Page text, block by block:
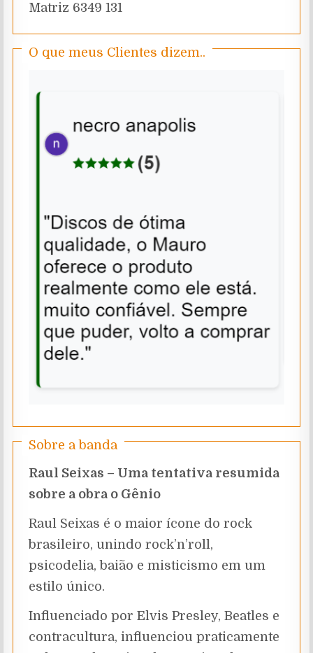
Matriz 6349 131
O que meus Clientes dizem..
Sobre a banda
Raul Seixas – Uma tentativa resumida
sobre a obra o Gênio
Raul Seixas é o maior ícone do rock
brasileiro, unindo rock’n’roll,
psicodelia, baião e misticismo em um
estilo único.
Influenciado por Elvis Presley, Beatles e
contracultura, influenciou praticamente